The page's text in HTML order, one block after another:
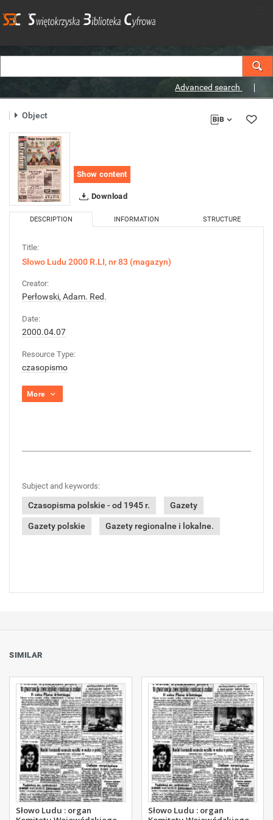
Advanced search
Object
Show content
Download
DESCRIPTION INFORMATION STRUCTURE
Title:
Słowo Ludu 2000 R.LI, nr 83 (magazyn)
Creator:
Perłowski, Adam. Red.
Date:
2000.04.07
Resource Type:
czasopismo
More
Subject and keywords:
Czasopisma polskie - od 1945 r. Gazety
Gazety polskie Gazety regionalne i lokalne.
SIMILAR
Słowo Ludu : organ
Słowo Ludu : organ